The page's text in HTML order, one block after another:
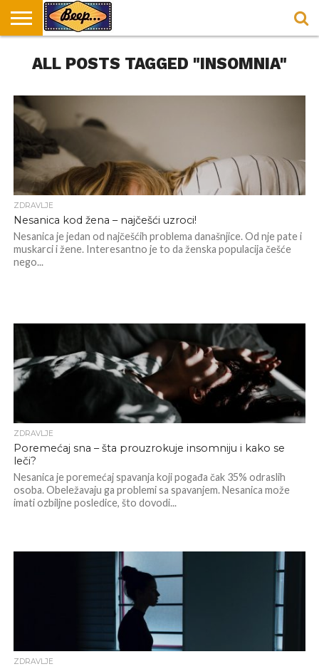
DORUČAK
U
SVAKODNEVICA
ENTERTAINMENT
LOKACIJE
ZA
HRANA I
RECEPTI
NEPUSACKI
LOKALI
ALL POSTS TAGGED "INSOMNIA"
ZDRAVLJE
Nesanica kod žena – najčešći uzroci!
Nesanica je jedan od najčešćih problema današnjice. Od nje pate i
muskarci i žene. Interesantno je to da ženska populacija češće
nego...
ZDRAVLJE
Poremećaj sna – šta prouzrokuje insomniju i kako se
leči?
Nesanica je poremećaj spavanja koji pogađa čak 35% odraslih
osoba. Obeležavaju ga problemi sa spavanjem. Nesanica može
imati ozbiljne posledice, što dovodi...
ZDRAVLJE